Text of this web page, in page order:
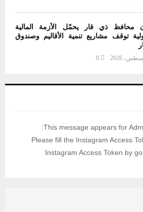
محافظ ذي قار يحمّل الأزمة المالية
توقف مشاريع تنمية الأقاليم وصندوق
0
This message appears for
Please fill the Instagram Access
Instagram Access Token by